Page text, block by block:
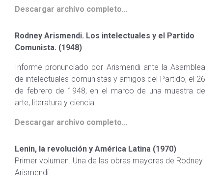
Descargar archivo completo...
Rodney Arismendi. Los intelectuales y el Partido
Comunista. (1948)
Informe pronunciado por Arismendi ante la Asamblea
de intelectuales comunistas y amigos del Partido, el 26
de febrero de 1948, en el marco de una muestra de
arte, literatura y ciencia.
Descargar archivo completo...
Lenin, la revolución y América Latina (1970)
Primer volumen. Una de las obras mayores de Rodney
Arismendi.